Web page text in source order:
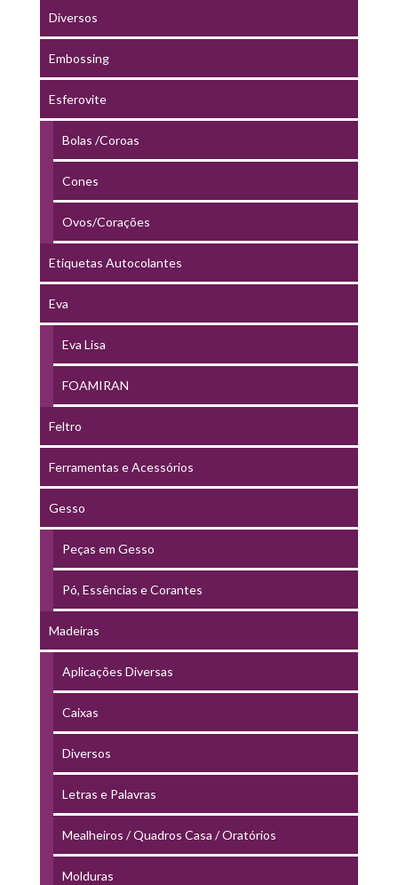
Diversos
Embossing
Esferovite
Bolas /Coroas
Cones
Ovos/Corações
Etiquetas Autocolantes
Eva
Eva Lisa
FOAMIRAN
Feltro
Ferramentas e Acessórios
Gesso
Peças em Gesso
Pó, Essências e Corantes
Madeiras
Aplicações Diversas
Caixas
Diversos
Letras e Palavras
Mealheiros / Quadros Casa / Oratórios
Molduras